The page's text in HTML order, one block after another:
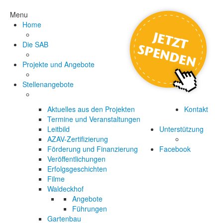
Menu
Home
Aktuelles aus den Projekten
Termine und Veranstaltungen
Die SAB
Leitbild
AZAV-Zertifizierung
Förderung und Finanzierung
Veröffentlichungen
Erfolgsgeschichten
Filme
Projekte und Angebote
Waldeckhof
Angebote
Führungen
Gartenbau
Stellenangebote
Kontakt
Unterstützung
Facebook